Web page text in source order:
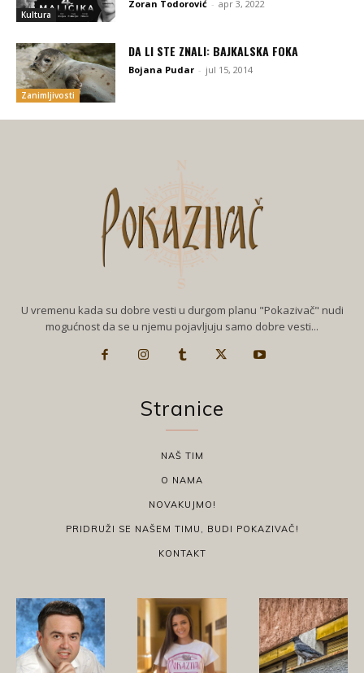
Kultura
Zoran Todorović - apr 3, 2022
Zanimljivosti
DA LI STE ZNALI: BAJKALSKA FOKA
Bojana Pudar - jul 15, 2014
U vremenu kada su dobre vesti u durgom planu "Pokazivač" nudi
mogućnost da se u njemu pojavljuju samo dobre vesti...
Stranice
NAŠ TIM
O NAMA
NOVAKUJMO!
PRIDRUŽI SE NAŠEM TIMU, BUDI POKAZIVAČ!
KONTAKT